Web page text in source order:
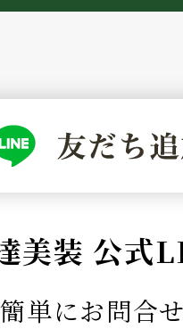
美装 公式
単にお問合